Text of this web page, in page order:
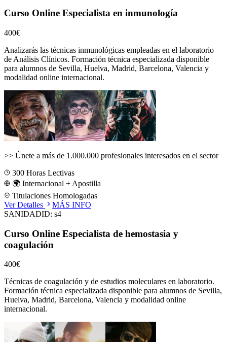
Curso Online Especialista en inmunología
400€
Analizarás las técnicas inmunológicas empleadas en el laboratorio
de Análisis Clínicos. Formación técnica especializada disponible
para alumnos de Sevilla, Huelva, Madrid, Barcelona, Valencia y
modalidad online internacional.
>> Únete a más de 1.000.000 profesionales interesados en el sector
300 Horas Lectivas
🌍 Internacional + Apostilla
Titulaciones Homologadas
Ver Detalles
MÁS INFO
SANIDADID: s4
Curso Online Especialista de hemostasia y
coagulación
400€
Técnicas de coagulación y de estudios moleculares en laboratorio.
Formación técnica especializada disponible para alumnos de Sevilla,
Huelva, Madrid, Barcelona, Valencia y modalidad online
internacional.